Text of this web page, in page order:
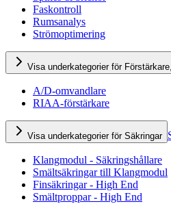
Faskontroll
Rumsanalys
Strömoptimering
Visa underkategorier för
A/D-omvandlare
RIAA-förstärkare
Visa underkategorier för Säkringar
Klangmodul - Säkringshållare
Smältsäkringar till Klangmodul
Finsäkringar - High End
Smältproppar - High End